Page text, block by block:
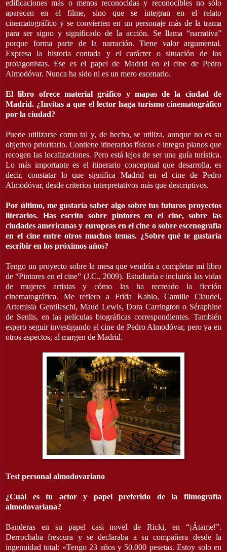
edificaciones más o menos reconocidas y reconocibles no sólo
aparecen en el filme, sino que se integran en el relato
cinematográfico y se convierten en un personaje más de la trama
para ser signo y significado de la acción. Se llama “narrativa”
porque forma parte de la narración. Tiene valor argumental.
Expresa la historia contada y el carácter o situación de los
protagonistas. Ese es el papel de Madrid en el cine de Pedro
Almodóvar. Nunca ha sido ni es un mero escenario.
El libro ofrece material gráfico y mapas de la ciudad de
Madrid. ¿Invitas a que el lector haga turismo cinematográfico
por la ciudad?
Puede utilizarse como tal y, de hecho, se utiliza, aunque no es su
objetivo prioritario. Contiene itinerarios físicos e integra planos que
recogen las localizaciones. Pero está lejos de ser una guía turística.
Lo más importante es el itinerario conceptual que desarrolla, es
decir, constatar lo que significa Madrid en el cine de Pedro
Almodóvar, desde criterios interpretativos más que descriptivos.
Por último, me gustaría saber algo sobre tus futuros proyectos
literarios. Has escrito sobre pintores en el cine, sobre las
ciudades americanas y europeas en el cine o sobre escenografía
en el cine entre otros muchos temas. ¿Sobre qué te gustaría
escribir en los próximos años?
Tengo un proyecto sobre la mesa que vendría a completar mi libro
de “Pintores en el cine” (J.C., 2009). Estudiaría e incluiría las vidas
de mujeres artistas y cómo las ha recreado la ficción
cinematográfica. Me refiero a Frida Kahlo, Camille Claudel,
Artemisia Gentileschi, Maud Lewis, Dora Carrington o Séraphine
de Senlis, en las películas biográficas correspondientes. También
espero seguir investigando el cine de Pedro Almodóvar, pero ya en
otros aspectos, al margen de Madrid.
Test personal almodovariano
¿Cuál es tu actor y papel preferido de la filmografía
almodovariana?
Banderas en su papel casi novel de Ricki, en “¡Átame!”.
Derrochaba frescura y se declaraba a su compañera desde la
ingenuidad total: «Tengo 23 años y 50.000 pesetas. Estoy solo en